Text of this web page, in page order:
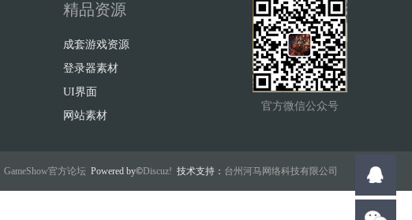
精品资源
成套游戏资源
登录器素材
UI界面
网站素材
官方微信公众号
GameShow官方论坛 Powered by©Discuz! 技术支持： 台州河马网络科技有限公司